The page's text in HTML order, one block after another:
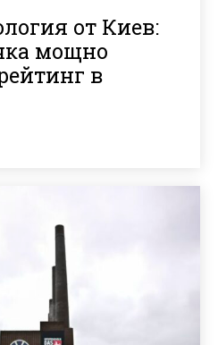
от Киев:
мощно
в